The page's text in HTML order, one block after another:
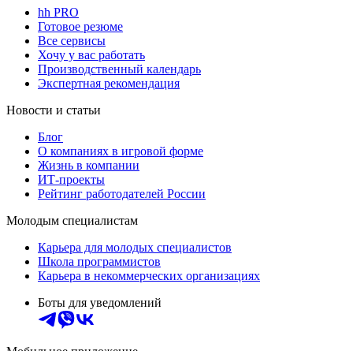
hh PRO
Готовое резюме
Все сервисы
Хочу у вас работать
Производственный календарь
Экспертная рекомендация
Новости и статьи
Блог
О компаниях в игровой форме
Жизнь в компании
ИТ-проекты
Рейтинг работодателей России
Молодым специалистам
Карьера для молодых специалистов
Школа программистов
Карьера в некоммерческих организациях
Боты для уведомлений